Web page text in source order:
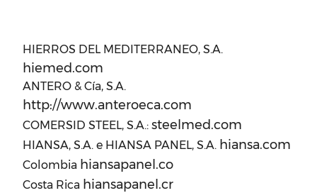
HIERROS DEL MEDITERRANEO, S.A.
hiemed.com
ANTERO & Cía, S.A.
http://www.anteroeca.com
COMERSID STEEL, S.A.: steelmed.com
HIANSA, S.A. e HIANSA PANEL, S.A. hiansa.com
Colombia hiansapanel.co
Costa Rica hiansapanel.cr